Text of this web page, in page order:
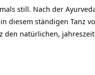
still. Nach der
diesem ständigen Tanz
den natürlichen,